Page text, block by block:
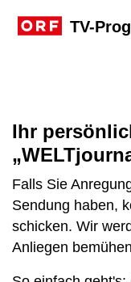
TV-
Ihr
Falls Sie
Sendung haben,
schicken. Wir
Anliegen